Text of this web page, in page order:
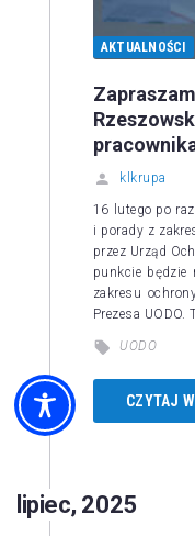
AKTUALNOŚCI
klkrupa
16 lutego po
i porady z
przez Urząd
punkcie
zakresu
Prezesa
UODO
CZYTAJ
lipiec, 2025